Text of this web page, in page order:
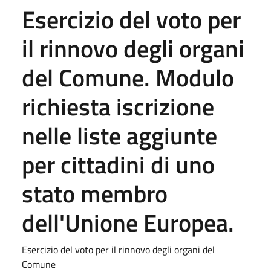
Esercizio del voto per
il rinnovo degli organi
del Comune. Modulo
richiesta iscrizione
nelle liste aggiunte
per cittadini di uno
stato membro
dell'Unione Europea.
Esercizio del voto per il rinnovo degli organi del
Comune